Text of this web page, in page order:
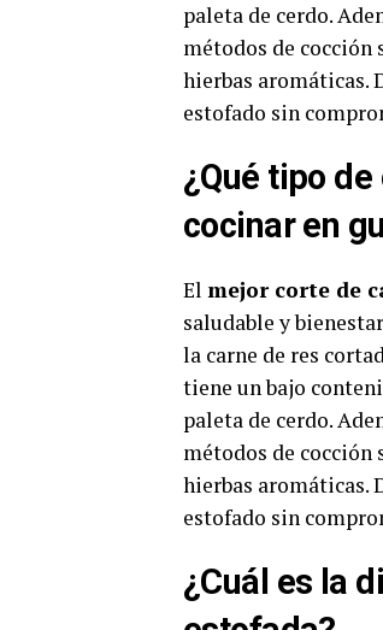
paleta de cerdo.
métodos de cocción
hierbas aromáticas.
estofado sin
¿Qué tipo
cocinar en
El mejor corte de
saludable y
la carne de res
tiene un bajo
paleta de cerdo.
métodos de cocción
hierbas aromáticas.
estofado sin
¿Cuál es la